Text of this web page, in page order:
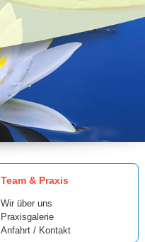
Team & Praxis
Wir über uns
Praxisgalerie
Anfahrt / Kontakt